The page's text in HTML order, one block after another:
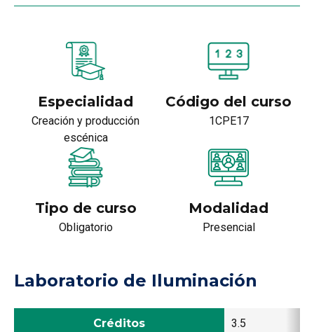
Especialidad
Creación y producción
escénica
Código del curso
1CPE17
Tipo de curso
Obligatorio
Modalidad
Presencial
Laboratorio de Iluminación
Créditos 3.5